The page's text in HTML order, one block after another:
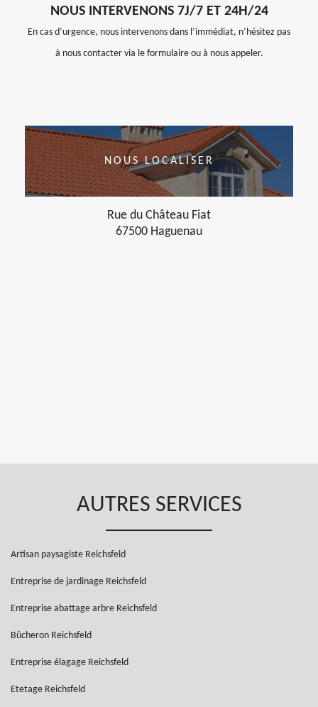
NOUS INTERVENONS 7J/7 ET 24H/24
En cas d’urgence, nous intervenons dans l’immédiat, n’hésitez pas
à nous contacter via le formulaire ou à nous appeler.
NOUS LOCALISER
Rue du Château Fiat
67500 Haguenau
AUTRES SERVICES
Artisan paysagiste Reichsfeld
Entreprise de jardinage Reichsfeld
Entreprise abattage arbre Reichsfeld
Bûcheron Reichsfeld
Entreprise élagage Reichsfeld
Etetage Reichsfeld